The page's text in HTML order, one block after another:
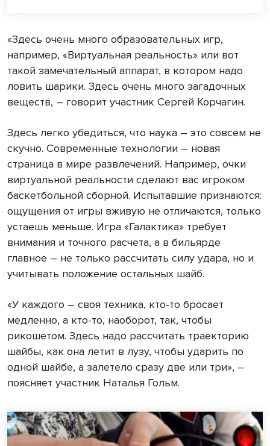
«Здесь очень много образовательных игр,
например, «Виртуальная реальность» или вот
такой замечательный аппарат, в котором надо
ловить шарики. Здесь очень много загадочных
веществ, – говорит участник Сергей Корчагин.
Здесь легко убедиться, что наука – это совсем не
скучно. Современные технологии – новая
страница в мире развлечений. Например, очки
виртуальной реальности сделают вас игроком
баскетбольной сборной. Испытавшие признаются:
ощущения от игры вживую не отличаются, только
устаешь меньше. Игра «Галактика» требует
внимания и точного расчета, а в бильярде
главное – не только рассчитать силу удара, но и
учитывать положение остальных шайб.
«У каждого – своя техника, кто-то бросает
медленно, а кто-то, наоборот, так, чтобы
рикошетом. Здесь надо рассчитать траекторию
шайбы, как она летит в лузу, чтобы ударить по
одной шайбе, а залетело сразу две или три», –
поясняет участник Наталья Гольм.